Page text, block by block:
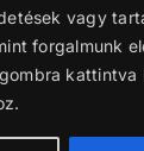
vagy
forgalmunk
kattintva
2016-2024 | Ganyi